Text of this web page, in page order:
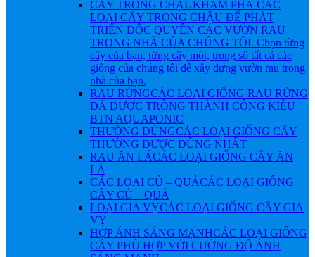
CÂY TRONG CHẬUKHÁM PHÁ CÁC
LOẠI CÂY TRONG CHẬU ĐỂ PHÁT
TRIỂN ĐỘC QUYỀN CÁC VƯỜN RAU
TRONG NHÀ CỦA CHÚNG TÔI. Chọn từng
cây của bạn, từng cây một, trong số tất cả các
giống của chúng tôi để xây dựng vườn rau trong
nhà của bạn.
RAU RỪNGCÁC LOẠI GIỐNG RAU RỪNG
ĐÃ ĐƯỢC TRỒNG THÀNH CÔNG KIỂU
BTN AQUAPONIC
THƯỜNG DÙNGCÁC LOẠI GIỐNG CÂY
THƯỜNG ĐƯỢC DÙNG NHẤT
RAU ĂN LÁCÁC LOẠI GIỐNG CÂY ĂN
LÁ
CÁC LOẠI CỦ – QUẢCÁC LOẠI GIỐNG
CÂY CỦ – QUẢ
LOẠI GIA VỴCÁC LOẠI GIỐNG CÂY GIA
VỴ
HỢP ÁNH SÁNG MẠNHCÁC LOẠI GIỐNG
CÂY PHÙ HỢP VỚI CƯỜNG ĐỘ ÁNH